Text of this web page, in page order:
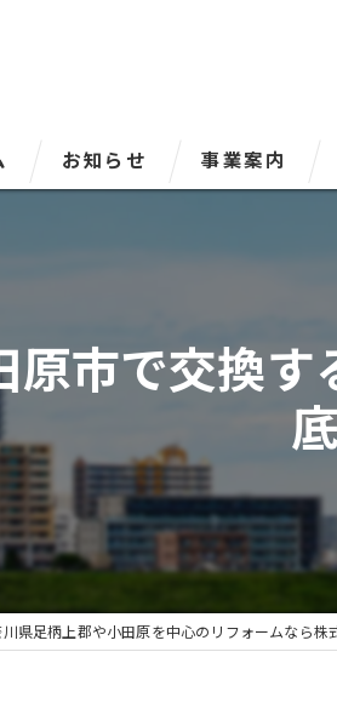
お知らせ 事業案内
安全にご利用
ガス料金表
上下水工事事業
ガソリンスタン
リフォーム事業
原市で交換
川県足柄上郡や小田原を中心のリフォームなら株